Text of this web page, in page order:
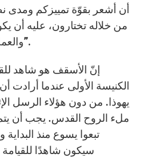
أن أشعر بقوّة تمييزكم ومدى
من خلاله تختارون، عليه أن
والعمل باحتراف وخدمة وقداسة”.
الكنيسة الأولى عندما أرادت
يهوذا. من دون هؤلاء الرسل
ملء الروح القدس. يجب أن
تبعوا يسوع منذ
سيكون شاهدًا